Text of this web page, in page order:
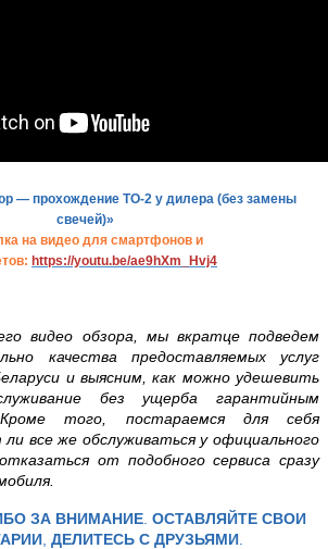
— прохождение TO-2 у дилера (без замены
свечей)»
на видео для смартфонов и
https://youtu.be/ae9hXm_Hvj4
видео обзора, мы вкратце подведем
качества предоставляемых услуг
и выясним, как можно удешевить
без ущерба гарантийным
Кроме того, постараемся для себя
все же обслуживаться у официального
от подобного сервиса сразу
.
ЗА ВНИМАНИЕ ОСТАВЛЯЙТЕ СВОИ
, ДЕЛИТЕСЬ С ДРУЗЬЯМИ.